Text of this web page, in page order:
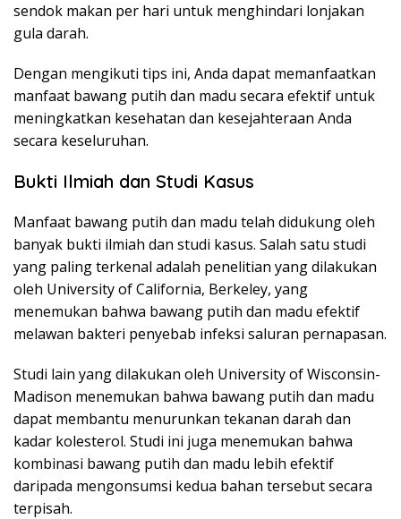
sendok makan per hari untuk menghindari lonjakan
gula darah.
Dengan mengikuti tips ini, Anda dapat memanfaatkan
manfaat bawang putih dan madu secara efektif untuk
meningkatkan kesehatan dan kesejahteraan Anda
secara keseluruhan.
Bukti Ilmiah dan Studi Kasus
Manfaat bawang putih dan madu telah didukung oleh
banyak bukti ilmiah dan studi kasus. Salah satu studi
yang paling terkenal adalah penelitian yang dilakukan
oleh University of California, Berkeley, yang
menemukan bahwa bawang putih dan madu efektif
melawan bakteri penyebab infeksi saluran pernapasan.
Studi lain yang dilakukan oleh University of Wisconsin-
Madison menemukan bahwa bawang putih dan madu
dapat membantu menurunkan tekanan darah dan
kadar kolesterol. Studi ini juga menemukan bahwa
kombinasi bawang putih dan madu lebih efektif
daripada mengonsumsi kedua bahan tersebut secara
terpisah.